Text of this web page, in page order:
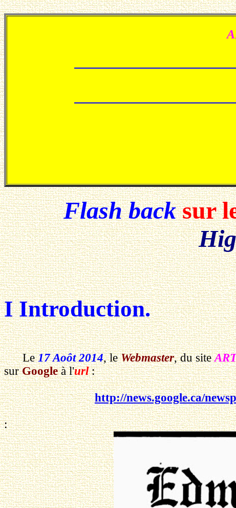
Flash backsur
I Introduction.
Le17 Aoôt 2014, leWebmaster, du site
surGoogleà l'url:
http://news.google.ca/
: